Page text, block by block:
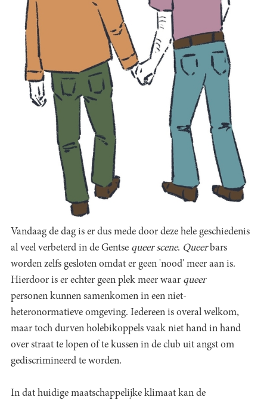
Vandaag de dag is er dus mede door deze hele geschiedenis
al veel verbeterd in de Gentse queer scene. Queerbars
worden zelfs gesloten omdat er geen 'nood' meer aan is.
Hierdoor is er echter geen plek meer waar queer
personen kunnen samenkomen in een niet-
heteronormatieve omgeving. Iedereen is overal welkom,
maar toch durven holebikoppels vaak niet hand in hand
over straat te lopen of te kussen in de club uit angst om
gediscrimineerd te worden.
In dat huidige maatschappelijke klimaat kan de